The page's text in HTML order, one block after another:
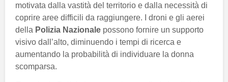
motivata dalla vastità del territorio e dalla necessità di
coprire aree difficili da raggiungere. I droni e gli aerei
della Polizia Nazionale possono fornire un supporto
visivo dall’alto, diminuendo i tempi di ricerca e
aumentando la probabilità di individuare la donna
scomparsa.